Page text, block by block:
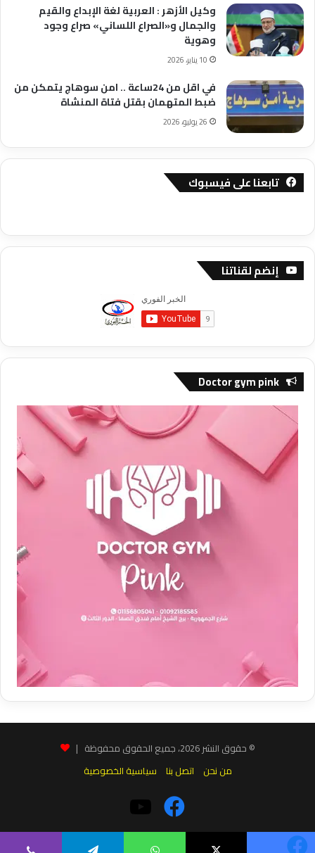
وكيل الأزهر : العربية لغة الإبداع والقيم
والجمال و«الصراع اللساني» صراع وجود
وهوية
10 يناير، 2026
في اقل من 24ساعة .. امن سوهاج يتمكن من
ضبط المتهمان بقتل فتاة المنشاة
26 يوليو، 2026
تابعنا على فيسبوك
إنضم لقناتنا
Doctor gym pink
© حقوق النشر 2026، جميع الحقوق محفوظة |
من نحن
اتصل بنا سياسية الخصوصية
فيسبوك